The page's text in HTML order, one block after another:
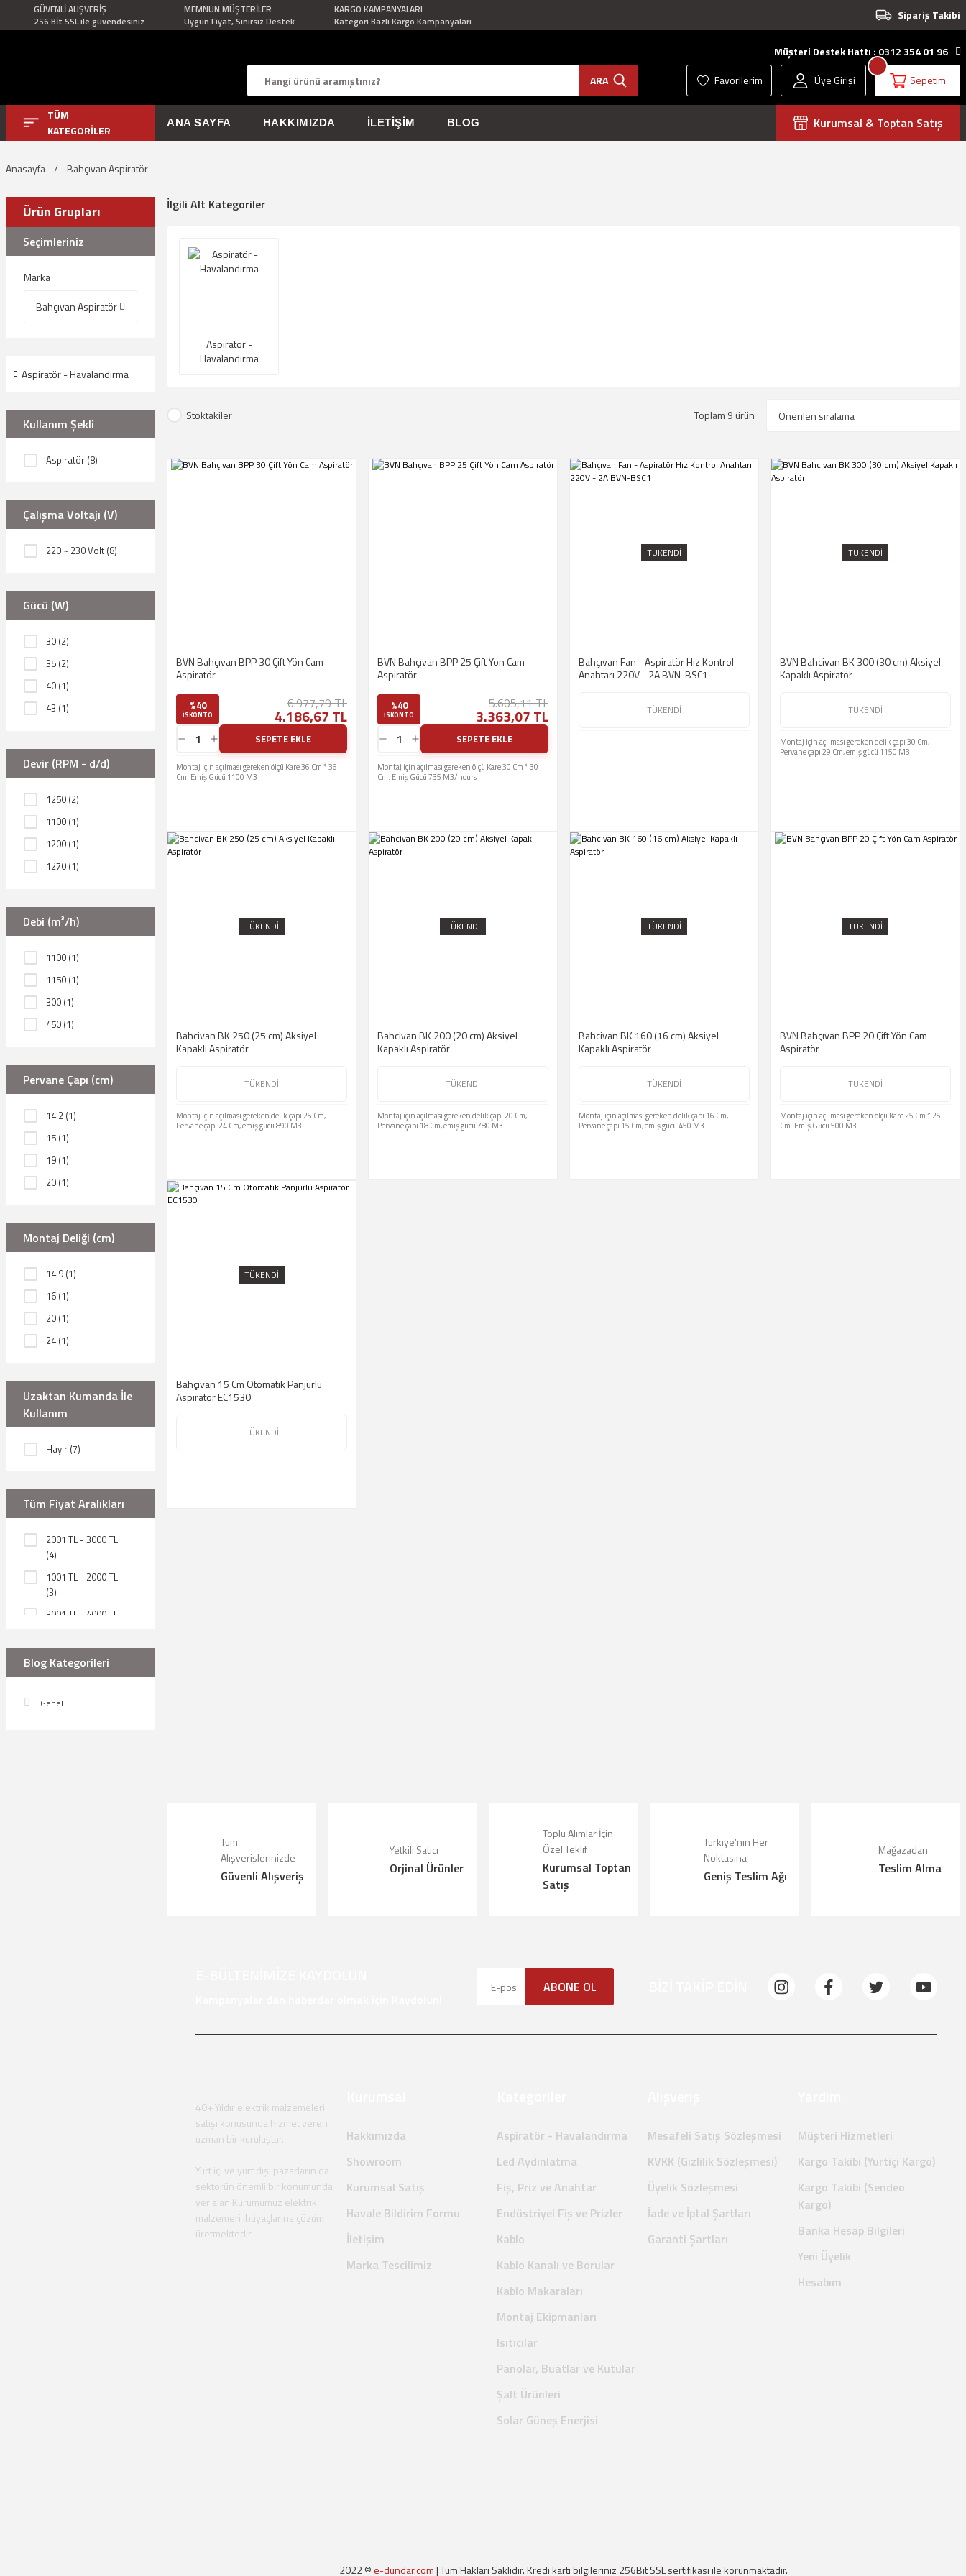
GÜVENLİ ALIŞVERİŞ
256 Bİt SSL ile güvendesiniz
MEMNUN MÜŞTERİLER
Uygun Fiyat, Sınırsız Destek
KARGO KAMPANYALARI
Kategori Bazlı Kargo Kampanyaları
Sipariş Takibi
Müşteri Destek Hattı : 0312 354 01 96
ARA
Favorilerim Üye Girişi Sepetim
TÜM
KATEGORİLER
ANA SAYFA HAKKIMIZDA İLETIŞIM BLOG Kurumsal & Toptan Satış
Anasayfa Bahçıvan Aspiratör
Ürün Grupları
Seçimleriniz
Marka
Bahçıvan Aspiratör
Aspiratör - Havalandırma
Kullanım Şekli
Aspiratör (8)
Çalışma Voltajı (V)
220 ~ 230 Volt (8)
Gücü (W)
30 (2)
35 (2)
40 (1)
43 (1)
67 (1)
Devir (RPM - d/d)
1250 (2)
1100 (1)
1200 (1)
1270 (1)
1420 (1)
1920 (1)
Debi (m³/h)
1100 (1)
1150 (1)
300 (1)
450 (1)
735 (1)
780 (1)
890 (1)
Pervane Çapı (cm)
14.2 (1)
15 (1)
19 (1)
20 (1)
27 (1)
29 (1)
30 (1)
Montaj Deliği (cm)
14.9 (1)
16 (1)
20 (1)
24 (1)
29 (1)
33.5 (1)
Uzaktan Kumanda İle
Kullanım
Hayır (7)
Tüm Fiyat Aralıkları
2001 TL - 3000 TL
(4)
1001 TL - 2000 TL
(3)
3001 TL - 4000 TL
4001 TL - 5000 TL
(1)
Blog Kategorileri
Genel
İlgili Alt Kategoriler
Aspiratör -
Havalandırma
Stoktakiler Toplam 9 ürün
BVN Bahçıvan BPP 30 Çift Yön Cam
Aspiratör
%40
ISKONTO
6.977,79 TL
4.186,67 TL
SEPETE EKLE
Montaj için açılması gereken ölçü Kare 36 Cm * 36
Cm. Emiş Gücü 1100 M3
BVN Bahçıvan BPP 25 Çift Yön Cam
Aspiratör
%40
ISKONTO
5.605,11 TL
3.363,07 TL
SEPETE EKLE
Montaj için açılması gereken ölçü Kare 30 Cm * 30
Cm. Emiş Gücü 735 M3/hours
TÜKENDİ
Bahçıvan Fan - Aspiratör Hız Kontrol
Anahtarı 220V - 2A BVN-BSC1
TÜKENDİ
TÜKENDİ
BVN Bahcivan BK 300 (30 cm) Aksiyel
Kapaklı Aspiratör
TÜKENDİ
Montaj için açılması gereken delik çapı 30 Cm,
Pervane çapı 29 Cm, emiş gücü 1150 M3
TÜKENDİ
Bahcivan BK 250 (25 cm) Aksiyel
Kapaklı Aspiratör
TÜKENDİ
Montaj için açılması gereken delik çapı 25 Cm,
Pervane çapı 24 Cm, emiş gücü 890 M3
TÜKENDİ
Bahcivan BK 200 (20 cm) Aksiyel
Kapaklı Aspiratör
TÜKENDİ
Montaj için açılması gereken delik çapı 20 Cm,
Pervane çapı 18 Cm, emiş gücü 780 M3
TÜKENDİ
Bahcivan BK 160 (16 cm) Aksiyel
Kapaklı Aspiratör
TÜKENDİ
Montaj için açılması gereken delik çapı 16 Cm,
Pervane çapı 15 Cm, emiş gücü 450 M3
TÜKENDİ
BVN Bahçıvan BPP 20 Çift Yön Cam
Aspiratör
TÜKENDİ
Montaj için açılması gereken ölçü Kare 25 Cm * 25
Cm. Emiş Gücü 500 M3
TÜKENDİ
Bahçıvan 15 Cm Otomatik Panjurlu
Aspiratör EC1530
TÜKENDİ
Tüm
Alışverişlerinizde
Güvenli Alışveriş
Yetkili Satıcı
Orjinal Ürünler
Toplu Alımlar İçin
Özel Teklif
Kurumsal Toptan
Satış
Türkiye’nin Her
Noktasına
Geniş Teslim Ağı
Mağazadan
Teslim Alma
ABONE OL
40+ Yıldır elektrik malzemeleri
satışı konusunda hizmet veren
uzman bir kuruluştur.
Yurt içi ve yurt dışı pazarların da
sektörün önemli bir konumunda
yer alan Kurumumuz elektrik
malzemeri ihtiyaçlarına çözüm
üretmektedir.
Hakkımızda
Showroom
Kurumsal Satış
Havale Bildirim Formu
İletişim
Marka Tescilimiz
Aspiratör - Havalandırma
Led Aydınlatma
Fiş, Priz ve Anahtar
Endüstriyel Fiş ve Prizler
Kablo
Kablo Kanalı ve Borular
Kablo Makaraları
Montaj Ekipmanları
Isıtıcılar
Panolar, Buatlar ve Kutular
Şalt Ürünleri
Solar Güneş Enerjisi
Mesafeli Satış Sözleşmesi
KVKK (Gizlilik Sözleşmesi)
Üyelik Sözleşmesi
İade ve İptal Şartları
Garanti Şartları
Müşteri Hizmetleri
Kargo Takibi (Yurtiçi Kargo)
Kargo Takibi (Sendeo
Kargo)
Banka Hesap Bilgileri
Yeni Üyelik
Hesabım
2022 © e-dundar.com| Tüm Hakları Saklıdır. Kredi kartı bilgileriniz 256Bit SSL sertifikası ile korunmaktadır.